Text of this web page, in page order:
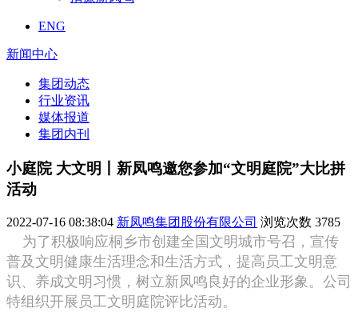
ENG
新闻中心
集团动态
行业资讯
媒体报道
集团内刊
小庭院 大文明丨新凤鸣邀您参加“文明庭院”大比拼
活动
2022-07-16 08:38:04 新凤鸣集团股份有限公司 浏览次数 3785
为了积极响应桐乡市创建全国文明城市号召，宣传
普及文明健康生活理念和生活方式，提高员工文明意
识、养成文明习惯，树立新凤鸣良好的企业形象。公司
特组织开展员工文明庭院评比活动。